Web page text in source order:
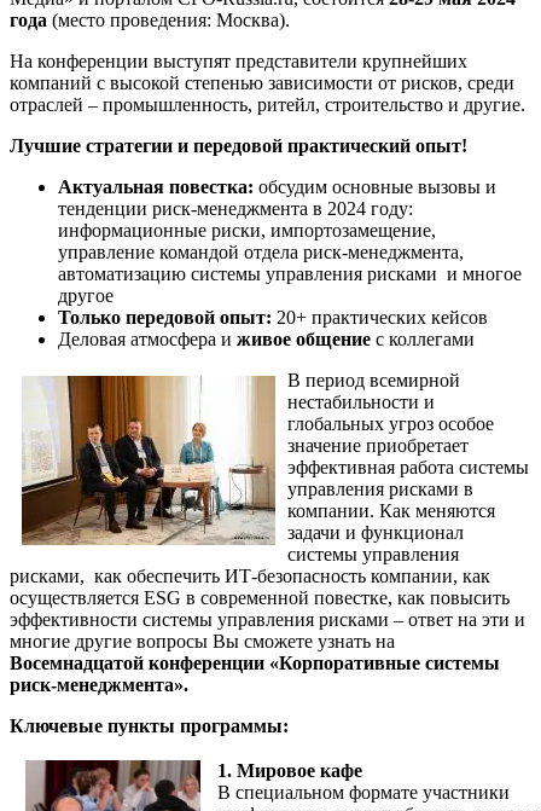
года (место проведения: Москва).
На конференции выступят представители крупнейших
компаний с высокой степенью зависимости от рисков, среди
отраслей – промышленность, ритейл, строительство и другие.
Лучшие стратегии и передовой практический опыт!
Актуальная повестка: обсудим основные вызовы и
тенденции риск-менеджмента в 2024 году:
информационные риски, импортозамещение,
управление командой отдела риск-менеджмента,
автоматизацию системы управления рисками и многое
другое
Только передовой опыт: 20+ практических кейсов
Деловая атмосфера и живое общение с коллегами
В период всемирной
нестабильности и
глобальных угроз особое
значение приобретает
эффективная работа системы
управления рисками в
компании. Как меняются
задачи и функционал
системы управления
рисками, как обеспечить ИТ-безопасность компании, как
осуществляется ESG в современной повестке, как повысить
эффективности системы управления рисками – ответ на эти и
многие другие вопросы Вы сможете узнать на
Восемнадцатой конференции «Корпоративные системы
риск-менеджмента».
Ключевые пункты программы:
1. Мировое кафе
В специальном формате участники